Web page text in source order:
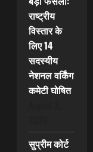
राष्ट्रीय
विस्तार के
लिए 14
सदस्यीय
नेशनल वर्किंग
कमेटी घोषित
सुप्रीम कोर्ट